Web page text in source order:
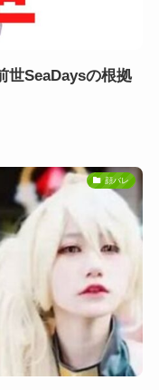
世SeaDaysの根拠
顔バレ